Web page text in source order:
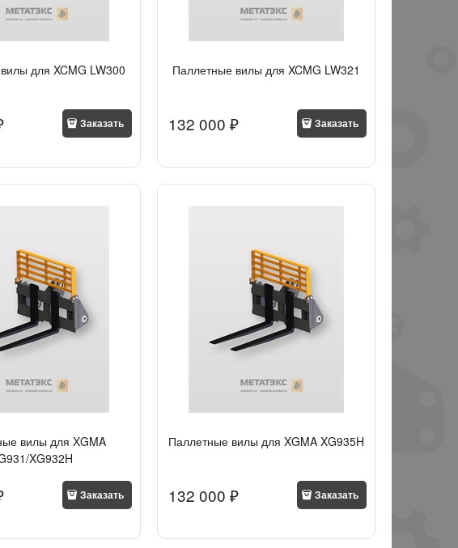
для XCMG LW300
Заказать
Паллетные вилы для XCMG LW321
132 000 ₽ Заказать
вилы для XGMA
XG932H
Заказать
Паллетные вилы для XGMA XG935H
132 000 ₽ Заказать